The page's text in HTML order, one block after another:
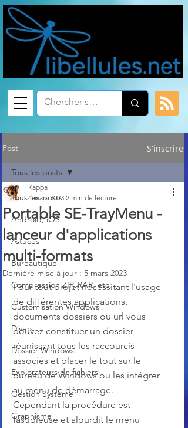
Post S'inscrire
Tous les posts
Android, iOS
Astuces
Bureautique
Compression ZIP, RAR, etc.
Customisation Windows
Divers
Dossier Windows
Explorateurs de fichiers
Gestion Système
Graphisme
Tous les posts
Portable SE-TrayMenu -
lanceur d'applications
multi-formats
Kappa
4 mars 2023 2 min de lecture
Dernière mise à jour : 5 mars 2023
Pour tout projet nécessitant l'usage
de différentes applications,
documents dossiers ou url vous
pouvez constituer un dossier
réunissant tous les raccourcis
associés et placer le tout sur le
bureau de Windows ou les intégrer
au menu de démarrage.
Cependant la procédure est
fastidieuse et alourdit le menu